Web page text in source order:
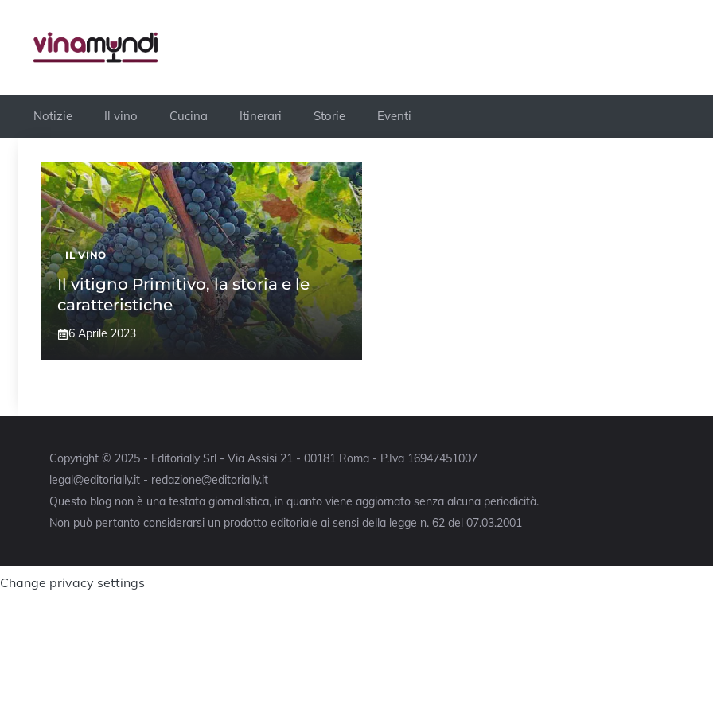
contenuto
Notizie Il vino Cucina Itinerari Storie Eventi
IL VINO
Il vitigno Primitivo, la storia e le
caratteristiche
6 Aprile 2023
Copyright © 2025 - Editorially Srl - Via Assisi 21 - 00181 Roma - P.Iva 16947451007
legal@editorially.it - redazione@editorially.it
Questo blog non è una testata giornalistica, in quanto viene aggiornato senza alcuna periodicità.
Non può pertanto considerarsi un prodotto editoriale ai sensi della legge n. 62 del 07.03.2001
Change privacy settings